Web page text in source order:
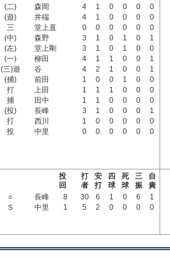
(二)
森岡 4 1 0 0 0
0
(遊)
井端 4 1 0 0 0
0
三
堂上直 0 0 0 0 0
0
(中)
森野 3 1 0 1 0
1
(左)
堂上剛 3 1 0 1 0
0
(一)
柳田 4 1 1 0 0
1
(三)遊
谷 4 2 1 0 0
1
(捕)
前田 1 0 0 1 0
0
打
上田 1 1 1 0 0
0
捕
田中 1 1 0 0 0
0
(投)
長峰 3 1 0 0 0
1
打
西川 1 0 0 0 0
0
投
中里 0 0 0 0 0 0
投
回
打
者
安
打
四
球
死
球
三
振
自
責
○
長峰 8 30 6 1 0 6
1
Ｓ
中里 1 5 2 0 0 0 0